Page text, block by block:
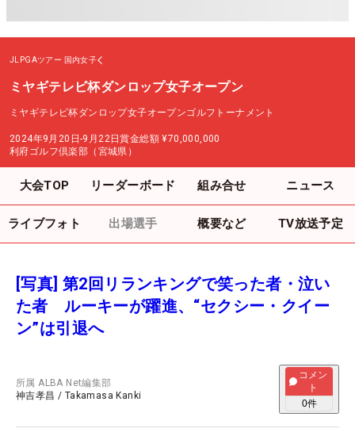
JLPGAツアー 国内女子
ミヤギテレビ杯ダンロップ女子オープン
ミヤギテレビ杯ダンロップ女子オープンゴルフトーナメント
2024年9月20日-9月22日賞金総額 ¥70,000,000
利府ゴルフ倶楽部（宮城県）
大会TOP リーダーボード 組み合せ ニュース
ライブフォト 出場選手 概要など TV放送予定
[写真] 第2回リランキングで笑った者・泣い
た者 ルーキーが躍進、“セクシー・クイー
ン”は引退へ
所属ALBA Net編集部
神吉孝昌 / Takamasa Kanki
コメン
ト
0件